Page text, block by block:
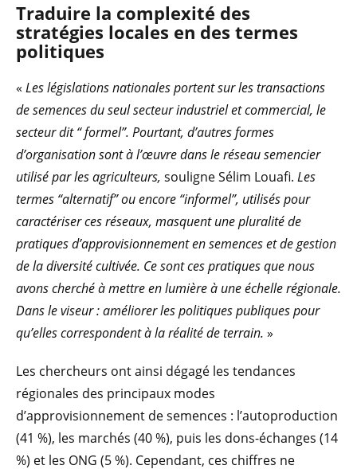
Traduire la complexité des
stratégies locales en des termes
politiques
« Les législations nationales portent sur les transactions
de semences du seul secteur industriel et commercial, le
secteur dit “ formel”. Pourtant, d’autres formes
d’organisation sont à l’œuvre dans le réseau semencier
utilisé par les agriculteurs, souligne Sélim Louafi. Les
termes “alternatif” ou encore “informel”, utilisés pour
caractériser ces réseaux, masquent une pluralité de
pratiques d’approvisionnement en semences et de gestion
de la diversité cultivée. Ce sont ces pratiques que nous
avons cherché à mettre en lumière à une échelle régionale.
Dans le viseur : améliorer les politiques publiques pour
qu’elles correspondent à la réalité de terrain. »
Les chercheurs ont ainsi dégagé les tendances
régionales des principaux modes
d’approvisionnement de semences : l’autoproduction
(41 %), les marchés (40 %), puis les dons-échanges (14
%) et les ONG (5 %). Cependant, ces chiffres ne